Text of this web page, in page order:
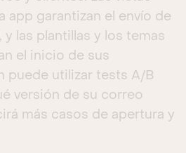
app garantizan el envío de
las plantillas y los temas
el inicio de sus
puede utilizar tests A/B
versión de su correo
más casos de apertura y